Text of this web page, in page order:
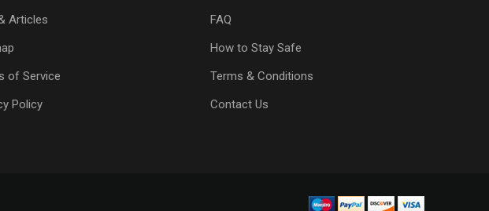
Articles
of Service
Policy
FAQ
How to Stay Safe
Terms & Conditions
Contact Us